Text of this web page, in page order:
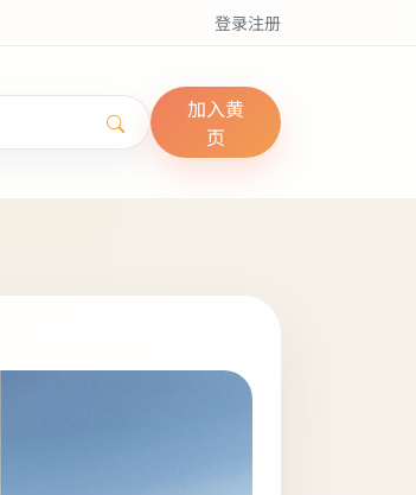
登录注册
加入黄
页